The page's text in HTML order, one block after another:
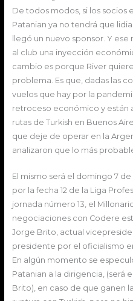
De todos modos, si los socios
Patanian ya no tendrá que
llegó un nuevo sponsor. Y
al club una inyección
cambio es porque River
problema. Es que, dadas las
vuelos que hay por la
retroceso económico y están
rutas de Turkish en Buenos
que deje de operar en la
analizaron que lo más
El mismo será el domingo 7
por la fecha 12 de la Liga
jornada número 13, el
negociaciones con Codere
Jorge Brito, actual
presidente por el oficialismo
En algún momento se
Patanian a la dirigencia, (será
Brito), en caso de que ganen